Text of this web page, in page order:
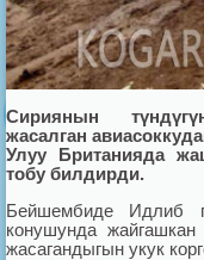
Сириянын
жасалган
Улуу Британияда
тобу билдирди.
Бейшембиде Идлиб
конушунда
жасагандыгын укук